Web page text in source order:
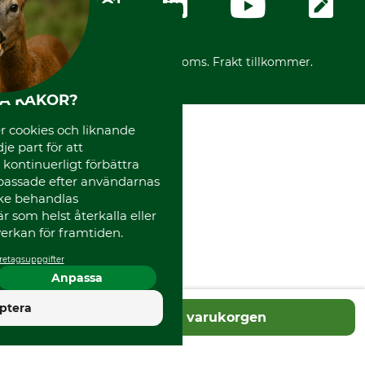
Lägg i varukorgen
Ångerrätt för din beställning
Reklamationer
Frakter
Vår personal
Varumärken
Mässor
Instagram TOS
Media
*Alla priser inklusive moms. Frakt tillkommer.
KAKOR?
cookies och liknande
part för att
kontinuerligt förbättra
efter användarnas
behandlas
som helst återkalla eller
för framtiden.
Anpassa